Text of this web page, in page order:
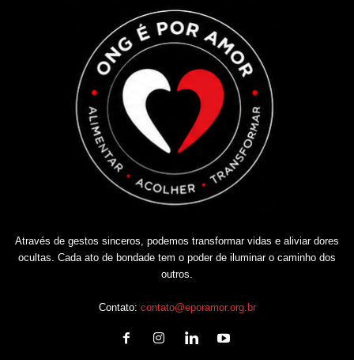
Através de gestos sinceros, podemos transformar vidas e aliviar dores
ocultas. Cada ato de bondade tem o poder de iluminar o caminho dos
outros.
Contato: contato@eporamor.org.br